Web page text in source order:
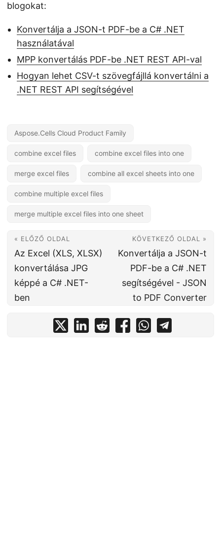
blogokat:
Konvertálja a JSON-t PDF-be a C# .NET
használatával
MPP konvertálás PDF-be .NET REST API-val
Hogyan lehet CSV-t szövegfájllá konvertálni a
.NET REST API segítségével
Aspose.Cells Cloud Product Family
combine excel files combine excel files into one
merge excel files combine all excel sheets into one
combine multiple excel files
merge multiple excel files into one sheet
« ELŐZŐ OLDAL
Az Excel (XLS, XLSX)
konvertálása JPG
képpé a C# .NET-
ben
KÖVETKEZŐ OLDAL »
Konvertálja a JSON-t
PDF-be a C# .NET
segítségével - JSON
to PDF Converter